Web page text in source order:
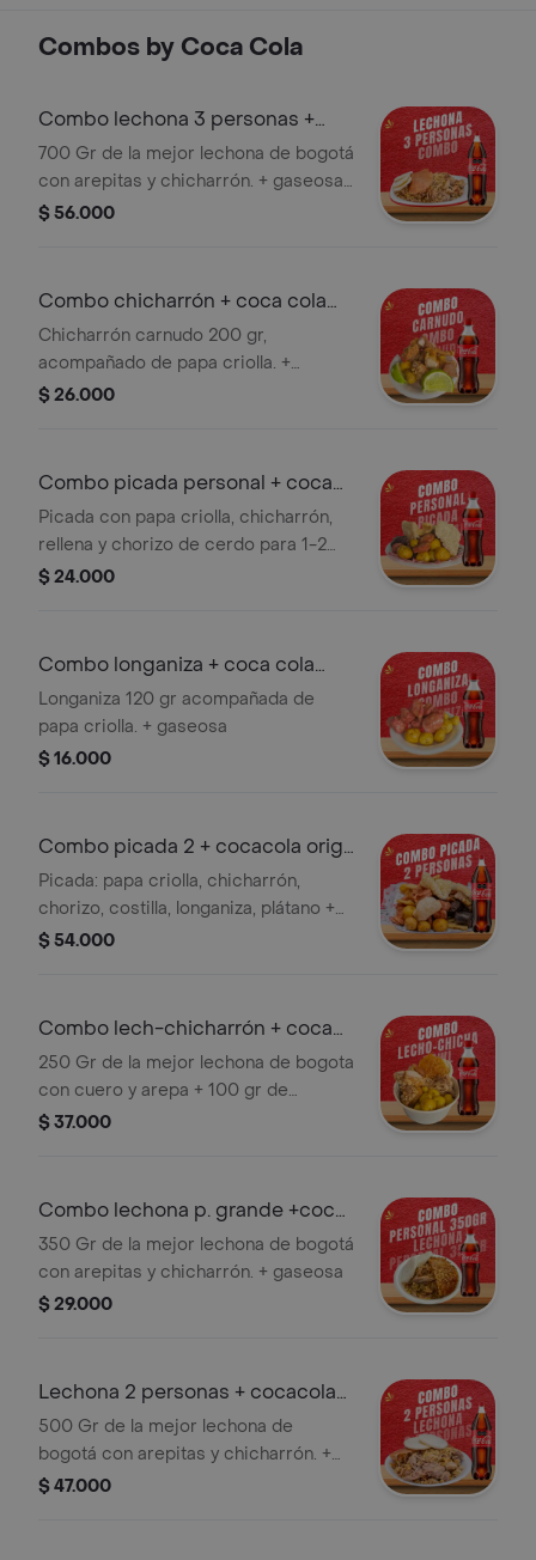
Combos by Coca Cola
Combo lechona 3 personas +
cocacola 1.5l
700 Gr de la mejor lechona de bogotá
con arepitas y chicharrón. + gaseosa
coca cola 1.5 sabor original.
$ 56.000
Combo chicharrón + coca cola
400 ml
Chicharrón carnudo 200 gr,
acompañado de papa criolla. +
gaseosa
$ 26.000
Combo picada personal + coca
cola 400 ml
Picada con papa criolla, chicharrón,
rellena y chorizo de cerdo para 1-2
pers. + gaseosa
$ 24.000
Combo longaniza + coca cola
400 ml
Longaniza 120 gr acompañada de
papa criolla. + gaseosa
$ 16.000
Combo picada 2 + cocacola orig
1.5l
Picada: papa criolla, chicharrón,
chorizo, costilla, longaniza, plátano +
gaseosa. ideal para compartir.
$ 54.000
Combo lech-chicharrón + coca
cola 400 ml
250 Gr de la mejor lechona de bogota
con cuero y arepa + 100 gr de
chicharron carnudo + 100 gr de papa
$ 37.000
Combo lechona p. grande +coca
cola 400ml
350 Gr de la mejor lechona de bogotá
con arepitas y chicharrón. + gaseosa
$ 29.000
Lechona 2 personas + cocacola
org 1.5l
500 Gr de la mejor lechona de
bogotá con arepitas y chicharrón. +
gaseosa.
$ 47.000